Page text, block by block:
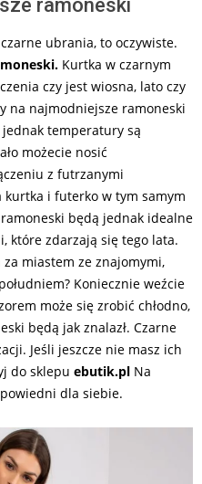
ramoneski
ubrania, to oczywiste.
Kurtka w czarnym
czy jest wiosna, lato czy
na najmodniejsze ramoneski
temperatury są
możecie nosić
z futrzanymi
i futerko w tym samym
będą jednak idealne
które zdarzają się tego lata.
miastem ze znajomymi,
Koniecznie weźcie
może się zrobić chłodno,
będą jak znalazł. Czarne
Jeśli jeszcze nie masz ich
do sklepu ebutik.pl Na
dla siebie.